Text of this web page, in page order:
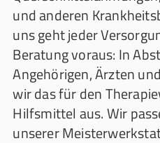
und anderen
uns geht jeder
Beratung voraus: In
Angehörigen, Ärzten
wir das für den
Hilfsmittel aus. Wir
unserer